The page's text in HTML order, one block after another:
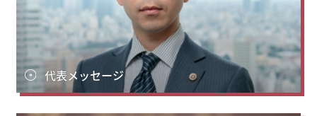
代表メッセージ